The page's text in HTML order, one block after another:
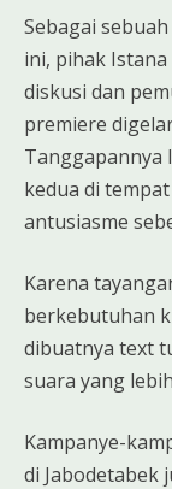
Sebagai
ini, pihak
diskusi dan
premiere
Tanggapannya
kedua di
antusiasme
Karena
berkebutuhan
dibuatnya text
suara yang
Kampanye-
di Jabodetabek